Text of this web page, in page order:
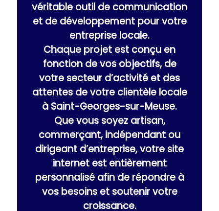
véritable outil de communication
et de développement pour votre
entreprise locale.
Chaque projet est conçu en
fonction de vos objectifs, de
votre secteur d’activité et des
attentes de votre clientèle locale
à Saint-Georges-sur-Meuse.
Que vous soyez artisan,
commerçant, indépendant ou
dirigeant d’entreprise, votre site
internet est entièrement
personnalisé afin de répondre à
vos besoins et soutenir votre
croissance.